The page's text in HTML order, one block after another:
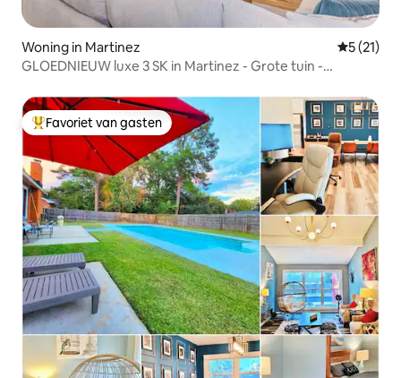
Woning in Martinez
5 (21)
GLOEDNIEUW luxe 3 SK in Martinez - Grote tuin -
Topfavoriet van gasten
Favoriet van gasten